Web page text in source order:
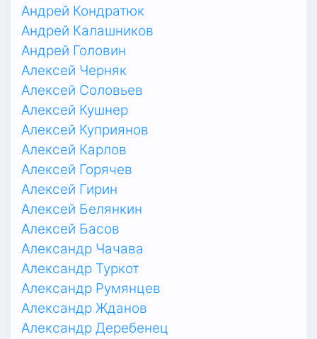
Андрей Кондратюк
Андрей Калашников
Андрей Головин
Алексей Черняк
Алексей Соловьев
Алексей Кушнер
Алексей Куприянов
Алексей Карлов
Алексей Горячев
Алексей Гирин
Алексей Белянкин
Алексей Басов
Александр Чачава
Александр Туркот
Александр Румянцев
Александр Жданов
Александр Деребенец